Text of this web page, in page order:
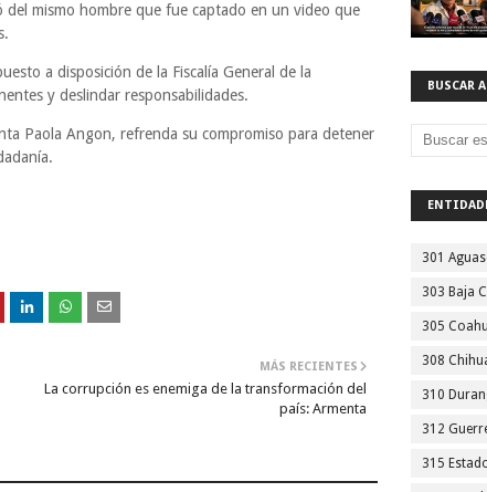
mismo hombre que fue captado en un video que
a disposición de la Fiscalía General de la
y deslindar responsabilidades.
Paola Angon, refrenda su compromiso para detener
MÁS RECIENTES
La corrupción es enemiga de la transformación del
país: Armenta
BUSCAR
301
303 Baja
305
308
310
312
315